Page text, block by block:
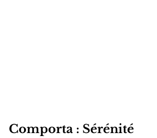
Comporta : Sérénité